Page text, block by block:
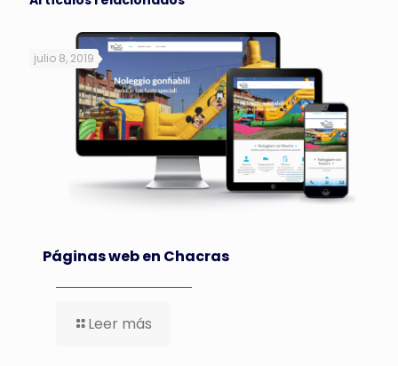
julio 8, 2019
Páginas web en Chacras
Leer más